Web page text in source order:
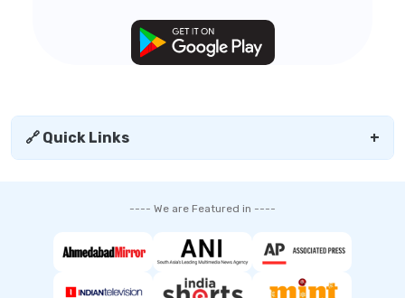
🔗 Quick Links +
---- We are Featured in ----